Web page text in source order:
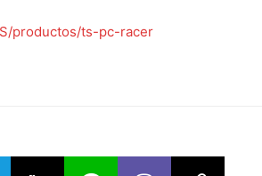
productos/ts-pc-racer